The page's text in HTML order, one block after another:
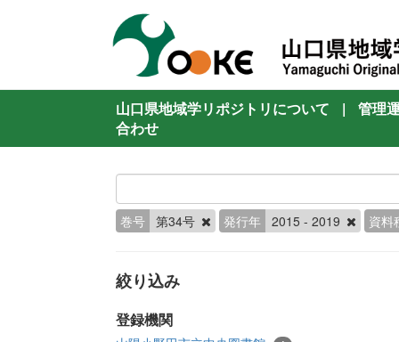
山口県地域学リポジトリについて |
管理
合わせ
巻号 第34号 発行年 2015 - 2019 資料
絞り込み
登録機関